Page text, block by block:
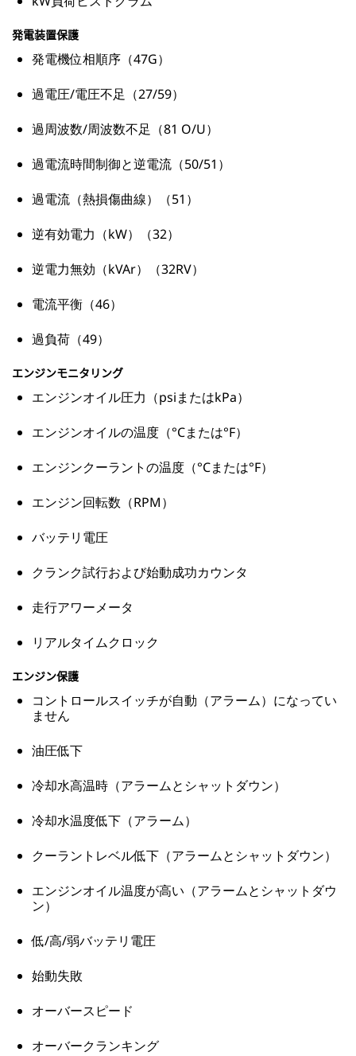
発電装置保護
発電機位相順序（47G）
過電圧/電圧不足（27/59）
過周波数/周波数不足（81 O/U）
過電流時間制御と逆電流（50/51）
過電流（熱損傷曲線）（51）
逆有効電力（kW）（32）
逆電力無効（kVAr）（32RV）
電流平衡（46）
過負荷（49）
エンジンモニタリング
エンジンオイル圧力（psiまたはkPa）
エンジンオイルの温度（°Cまたは°F）
エンジンクーラントの温度（°Cまたは°F）
エンジン回転数（RPM）
バッテリ電圧
クランク試行および始動成功カウンタ
走行アワーメータ
リアルタイムクロック
エンジン保護
コントロールスイッチが自動（アラーム）になってい
ません
油圧低下
冷却水高温時（アラームとシャットダウン）
冷却水温度低下（アラーム）
クーラントレベル低下（アラームとシャットダウン）
エンジンオイル温度が高い（アラームとシャットダウ
ン）
低/高/弱バッテリ電圧
始動失敗
オーバースピード
オーバークランキング